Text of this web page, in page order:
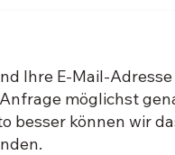
Ihre E-Mail-Adresse
möglichst
besser können wir